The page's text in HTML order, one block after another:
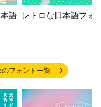
語
レトロな日本語フォ
のフォント一覧